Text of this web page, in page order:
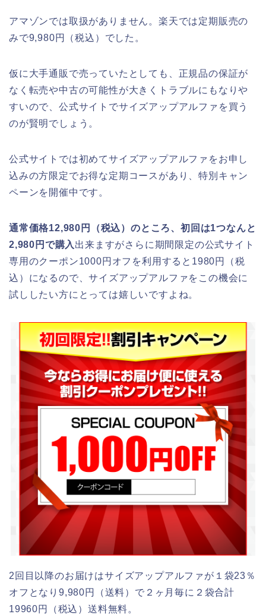
アマゾンでは取扱がありません。楽天では定期販売の
みで9,980円（税込）でした。
仮に大手通販で売っていたとしても、正規品の保証が
なく転売や中古の可能性が大きくトラブルにもなりや
すいので、公式サイトでサイズアップアルファを買う
のが賢明でしょう。
公式サイトでは初めてサイズアップアルファをお申し
込みの方限定でお得な定期コースがあり、特別キャン
ペーンを開催中です。
通常価格12,980円（税込）のところ、初回は1つなんと
2,980円で購入 出来ますがさらに期間限定の公式サイト
専用のクーポン1000円オフを利用すると1980円（税
込）になるので、サイズアップアルファをこの機会に
試ししたい方にとっては嬉しいですよね。
2回目以降のお届けはサイズアップアルファが１袋23％
オフとなり9,980円（送料）で２ヶ月毎に２袋合計
19960円（税込）送料無料。